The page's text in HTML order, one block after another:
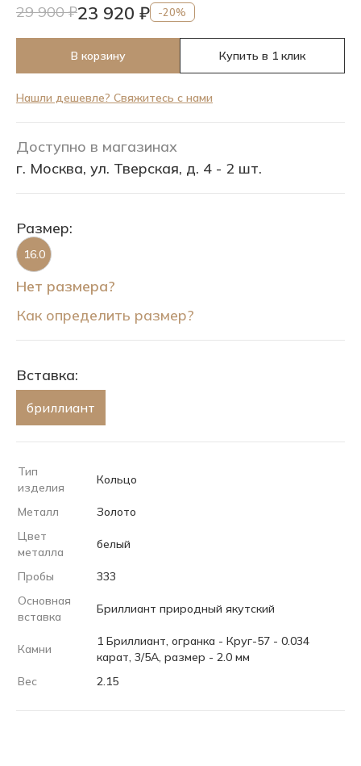
29 900 ₽23 920 ₽ -20%
В корзину Купить в 1 клик
Нашли дешевле? Свяжитесь с нами
Доступно в магазинах
г. Москва, ул. Тверская, д. 4 - 2 шт.
Размер:
16.0
Нет размера?
Как определить размер?
Вставка:
бриллиант
Тип
изделия
Кольцо
Металл
Золото
Цвет
металла
белый
Пробы
333
Основная
вставка
Бриллиант природный якутский
Камни
1 Бриллиант, огранка - Круг-57 - 0.034
карат, 3/5А, размер - 2.0 мм
Вес
2.15